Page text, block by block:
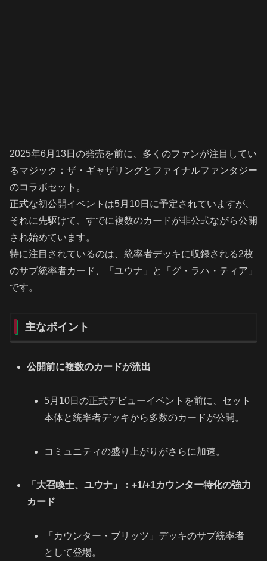
2025年6月13日の発売を前に、多くのファンが注目してい
るマジック：ザ・ギャザリングとファイナルファンタジー
のコラボセット。
正式な初公開イベントは5月10日に予定されていますが、
それに先駆けて、すでに複数のカードが非公式ながら公開
され始めています。
特に注目されているのは、統率者デッキに収録される2枚
のサブ統率者カード、「ユウナ」と「グ・ラハ・ティア」
です。
主なポイント
公開前に複数のカードが流出
5月10日の正式デビューイベントを前に、セット
本体と統率者デッキから多数のカードが公開。
コミュニティの盛り上がりがさらに加速。
「大召喚士、ユウナ」：+1/+1カウンター特化の強力
カード
「カウンター・ブリッツ」デッキのサブ統率者
として登場。